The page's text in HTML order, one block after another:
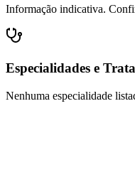
Informação indicativa.
Especialidades e
Nenhuma especialidade